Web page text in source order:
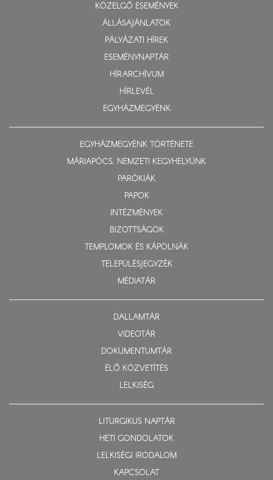
KÖZELGŐ ESEMÉNYEK
ÁLLÁSAJÁNLATOK
PÁLYÁZATI HÍREK
ESEMÉNYNAPTÁR
HÍRARCHÍVUM
HÍRLEVÉL
EGYHÁZMEGYÉNK
EGYHÁZMEGYÉNK TÖRTÉNETE
MÁRIAPÓCS, NEMZETI KEGYHELYÜNK
PARÓKIÁK
PAPOK
INTÉZMÉNYEK
BIZOTTSÁGOK
TEMPLOMOK ÉS KÁPOLNÁK
TELEPÜLÉSJEGYZÉK
MÉDIATÁR
DALLAMTÁR
VIDEOTÁR
DOKUMENTUMTÁR
ÉLŐ KÖZVETÍTÉS
LELKISÉG
LITURGIKUS NAPTÁR
HETI GONDOLATOK
LELKISÉGI IRODALOM
KAPCSOLAT